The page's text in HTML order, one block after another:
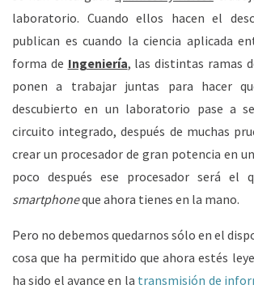
laboratorio. Cuando ellos hacen el
publican es cuando la ciencia aplicada
forma de Ingeniería, las distintas ramas
ponen a trabajar juntas para hacer
descubierto en un laboratorio pase a
circuito integrado, después de muchas
crear un procesador de gran potencia en
poco después ese procesador será el
smartphoneque ahora tienes en la mano.
Pero no debemos quedarnos sólo en el
cosa que ha permitido que ahora estés
ha sido el avance en la transmisión de